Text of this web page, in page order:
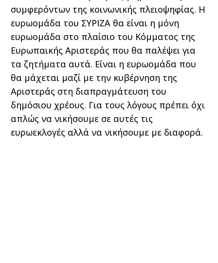
συμφερόντων της κοινωνικής πλειοψηφίας. Η
ευρωομάδα του ΣΥΡΙΖΑ θα είναι η μόνη
ευρωομάδα στο πλαίσιο του Κόμματος της
Ευρωπαικής Αριστεράς που θα παλέψει για
τα ζητήματα αυτά. Είναι η ευρωομάδα που
θα μάχεται μαζί με την κυβέρνηση της
Αριστεράς στη διαπραγμάτευση του
δημόσιου χρέους. Για τους λόγους πρέπει όχι
απλώς να νικήσουμε σε αυτές τις
ευρωεκλογές αλλά να νικήσουμε με διαφορά.